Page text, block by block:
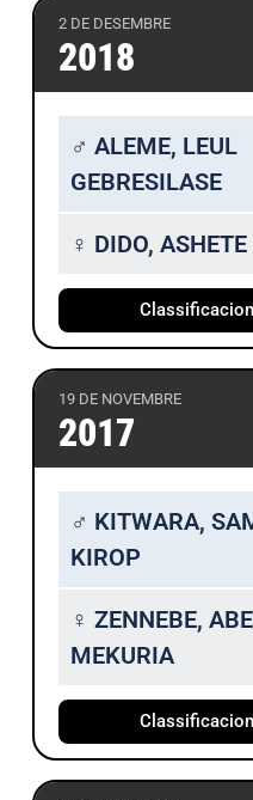
2 DE DESEMBRE
2018
♂ ALEME, LEUL
GEBRESILASE
♀ DIDO, ASHETE
19 DE NOVEMBRE
2017
♂ KITWARA,
KIROP
♀ ZENNEBE,
MEKURIA